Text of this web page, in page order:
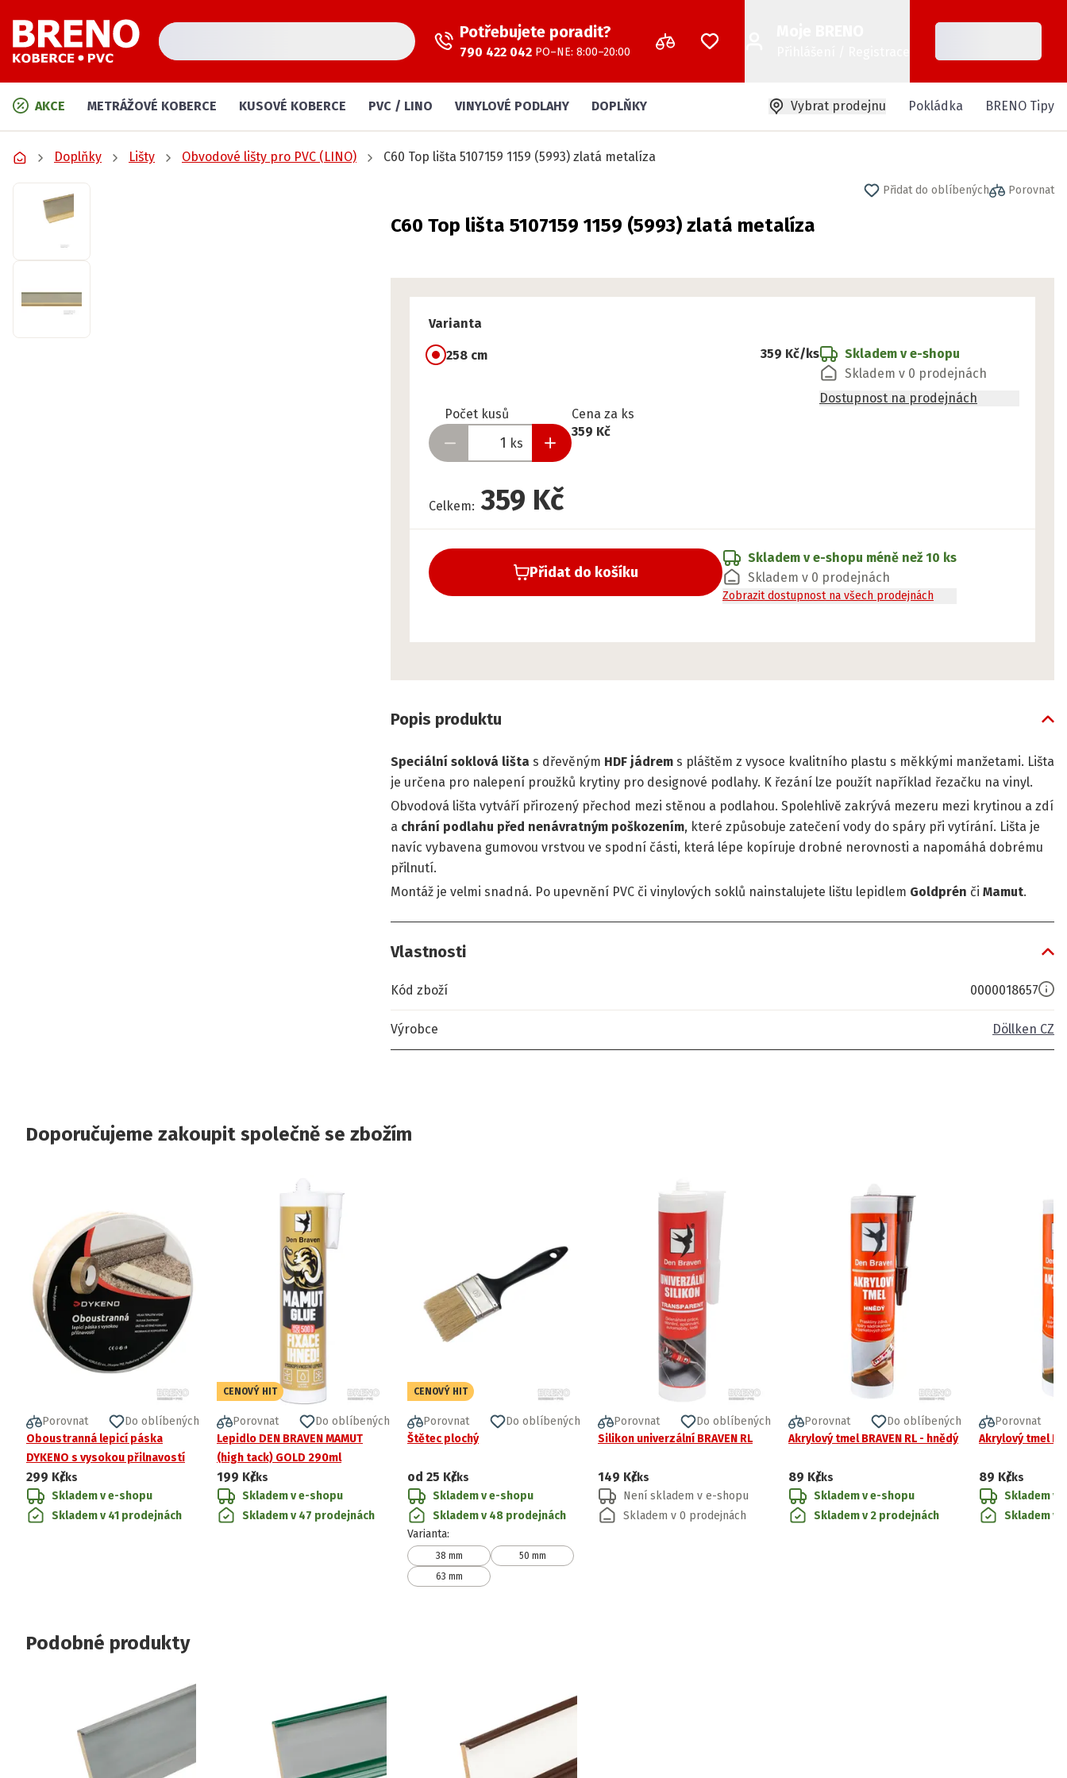
Potřebujete poradit?
790 422 042 PO–NE: 8:00–20:00
AKCE METRÁŽOVÉ KOBERCE KUSOVÉ KOBERCE PVC / LINO VINYLOVÉ PODLAHY DOPLŇKY Vybrat prodejnu Pokládka BRENO Tipy
Doplňky Lišty Obvodové lišty pro PVC (LINO) C60 Top lišta 5107159 1159 (5993) zlatá metalíza
Přidat do oblíbených Porovnat
C60 Top lišta 5107159 1159 (5993) zlatá metalíza
Varianta
258 cm 359 Kč/ks
Skladem v e-shopu
Skladem v 0 prodejnách
Dostupnost na prodejnách
Počet kusů
ks
Připraveno
Cena za ks
359 Kč
Celkem: 359 Kč
Přidat do košíku
Skladem v e-shopu méně než 10 ks
Skladem v 0 prodejnách
Zobrazit dostupnost na všech prodejnách
Popis produktu
Speciální soklová lišta s dřevěným HDF jádrem s pláštěm z vysoce kvalitního plastu s měkkými manžetami. Lišta
je určena pro nalepení proužků krytiny pro designové podlahy. K řezání lze použít například řezačku na vinyl.
Obvodová lišta vytváří přirozený přechod mezi stěnou a podlahou. Spolehlivě zakrývá mezeru mezi krytinou a zdí
a chrání podlahu před nenávratným poškozením, které způsobuje zatečení vody do spáry při vytírání. Lišta je
navíc vybavena gumovou vrstvou ve spodní části, která lépe kopíruje drobné nerovnosti a napomáhá dobrému
přilnutí.
Montáž je velmi snadná. Po upevnění PVC či vinylových soklů nainstalujete lištu lepidlem Goldprén či Mamut.
Vlastnosti
Kód zboží 0000018657
Výrobce Döllken CZ
Doporučujeme zakoupit společně se zbožím
Porovnat
Do oblíbených
Oboustranná lepicí páska
DYKENO s vysokou přilnavostí
299 Kč/ks
Skladem v e-shopu
Skladem v 41 prodejnách
CENOVÝ HIT
Porovnat
Do oblíbených
Lepidlo DEN BRAVEN MAMUT
(high tack) GOLD 290ml
199 Kč/ks
Skladem v e-shopu
Skladem v 47 prodejnách
CENOVÝ HIT
Porovnat
Do oblíbených
Štětec plochý
od 25 Kč/ks
Skladem v e-shopu
Skladem v 48 prodejnách
Varianta:
38 mm
50 mm
63 mm
Porovnat
Do oblíbených
Silikon univerzální BRAVEN RL
149 Kč/ks
Není skladem v e-shopu
Skladem v 0 prodejnách
Porovnat
Do oblíbených
Akrylový tmel BRAVEN RL - hnědý
89 Kč/ks
Skladem v e-shopu
Skladem v 2 prodejnách
Porovnat
Akrylový tmel
89 Kč/ks
Skladem v
Skladem v
Podobné produkty